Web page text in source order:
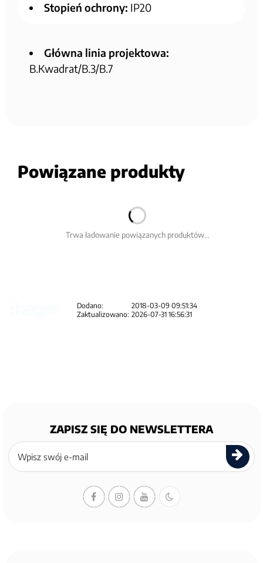
Stopień ochrony: IP20
Główna linia projektowa:
B.Kwadrat/B.3/B.7
Powiązane produkty
Trwa ładowanie powiązanych produktów...
Dodano:
2018-03-09 09:51:34
Zaktualizowano: 2026-07-31 16:56:31
ZAPISZ SIĘ DO NEWSLETTERA
Zapisz
się
newslettera